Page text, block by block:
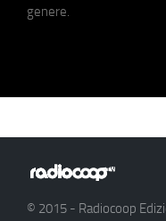
genere.
© 2015 - Radiocoop